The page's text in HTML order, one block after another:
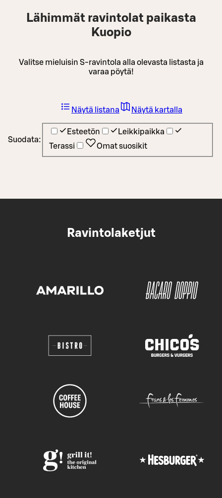
Lähimmät ravintolat paikasta
Kuopio
Valitse mieluisin S-ravintola alla olevasta listasta ja
varaa pöytä!
Suodata:
Esteetön
Leikkipaikka
Terassi
Omat suosikit
Näytä listana Näytä kartalla
Ravintolaketjut